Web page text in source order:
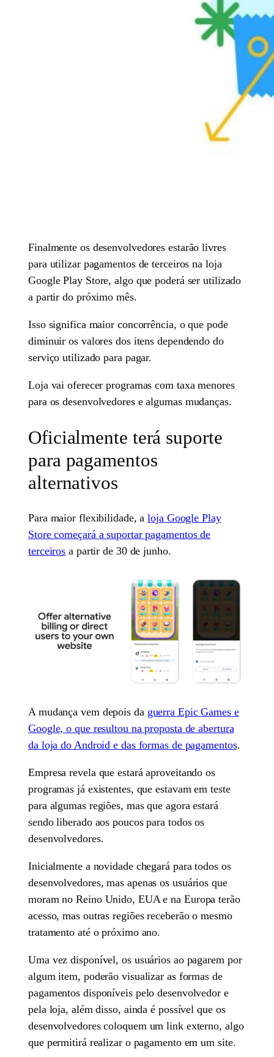
Finalmente os desenvolvedores estarão livres
para utilizar pagamentos de terceiros na loja
Google Play Store, algo que poderá ser utilizado
a partir do próximo mês.
Isso significa maior concorrência, o que pode
diminuir os valores dos itens dependendo do
serviço utilizado para pagar.
Loja vai oferecer programas com taxa menores
para os desenvolvedores e algumas mudanças.
Oficialmente terá suporte
para pagamentos
alternativos
Para maior flexibilidade, aloja Google Play
Store começará a suportar pagamentos de
terceiros a partir de 30 de junho.
A mudança vem depois da guerra Epic Games e
Google, o que resultou na proposta de abertura
da loja do Android e das formas de pagamentos.
Empresa revela que estará aproveitando os
programas já existentes, que estavam em teste
para algumas regiões, mas que agora estará
sendo liberado aos poucos para todos os
desenvolvedores.
Inicialmente a novidade chegará para todos os
desenvolvedores, mas apenas os usuários que
moram no Reino Unido, EUA e na Europa terão
acesso, mas outras regiões receberão o mesmo
tratamento até o próximo ano.
Uma vez disponível, os usuários ao pagarem por
algum item, poderão visualizar as formas de
pagamentos disponíveis pelo desenvolvedor e
pela loja, além disso, ainda é possível que os
desenvolvedores coloquem um link externo, algo
que permitirá realizar o pagamento em um site.